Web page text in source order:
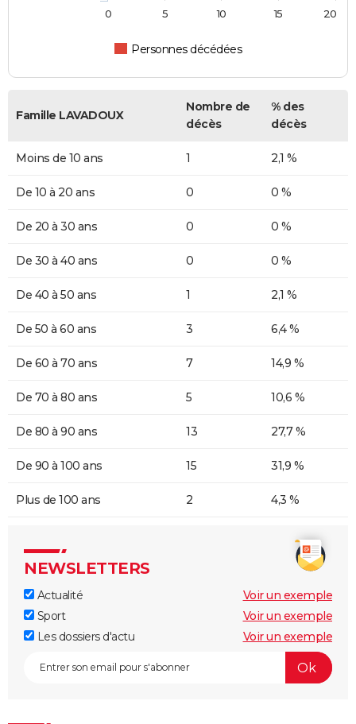
Personnes décédées
0 5 10 15 20
Famille LAVADOUX
Nombre de
décès
% des
décès
Moins de 10 ans 1 2,1 %
De 10 à 20 ans 0 0 %
De 20 à 30 ans 0 0 %
De 30 à 40 ans 0 0 %
De 40 à 50 ans 1 2,1 %
De 50 à 60 ans 3 6,4 %
De 60 à 70 ans 7 14,9 %
De 70 à 80 ans 5 10,6 %
De 80 à 90 ans 13 27,7 %
De 90 à 100 ans 15 31,9 %
Plus de 100 ans 2 4,3 %
NEWSLETTERS
Actualité
Voir un exemple
Sport
Voir un exemple
Les dossiers d'actu
Voir un exemple